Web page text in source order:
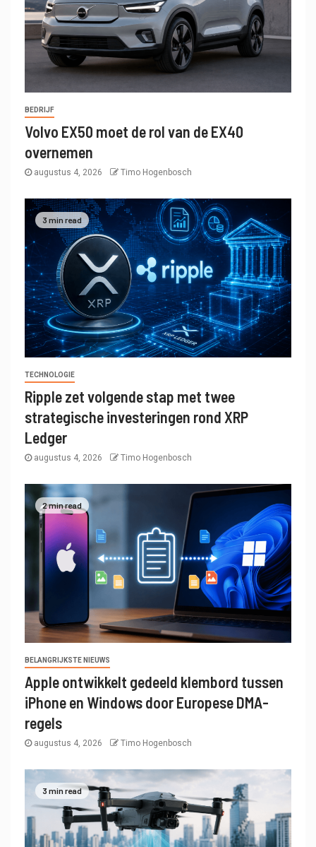
BEDRIJF
Volvo EX50 moet de rol van de EX40
overnemen
augustus 4, 2026 Timo Hogenbosch
3 min read
TECHNOLOGIE
Ripple zet volgende stap met twee
strategische investeringen rond XRP
Ledger
augustus 4, 2026 Timo Hogenbosch
2 min read
BELANGRIJKSTE NIEUWS
Apple ontwikkelt gedeeld klembord tussen
iPhone en Windows door Europese DMA-
regels
augustus 4, 2026 Timo Hogenbosch
3 min read